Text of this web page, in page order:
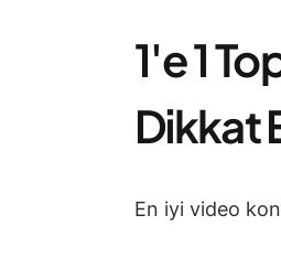
1'e 1
Dikkat
En iyi video